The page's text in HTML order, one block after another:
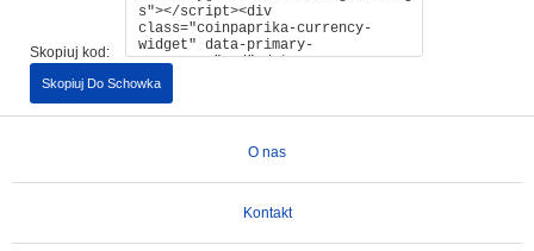
Skopiuj kod:
Skopiuj Do Schowka
O nas
Kontakt